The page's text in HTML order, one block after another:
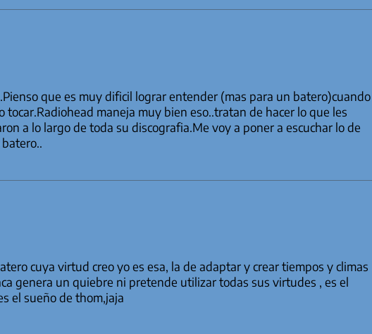
que es muy dificil lograr entender (mas para un batero)cuando
tocar.Radiohead maneja muy bien eso..tratan de hacer lo que les
a lo largo de toda su discografia.Me voy a poner a escuchar lo de
cuya virtud creo yo es esa, la de adaptar y crear tiempos y climas
genera un quiebre ni pretende utilizar todas sus virtudes , es el
el sueño de thom,jaja